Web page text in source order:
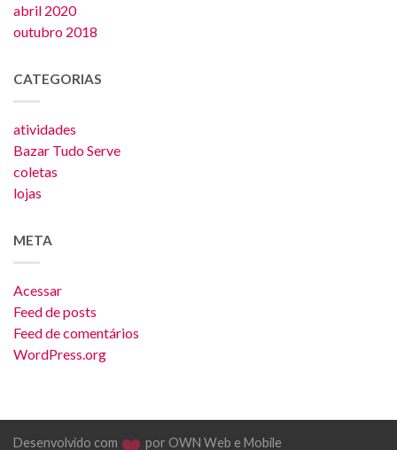
abril 2020
outubro 2018
CATEGORIAS
atividades
Bazar Tudo Serve
coletas
lojas
META
Acessar
Feed de posts
Feed de comentários
WordPress.org
Desenvolvido com por OWN Web e Mobile